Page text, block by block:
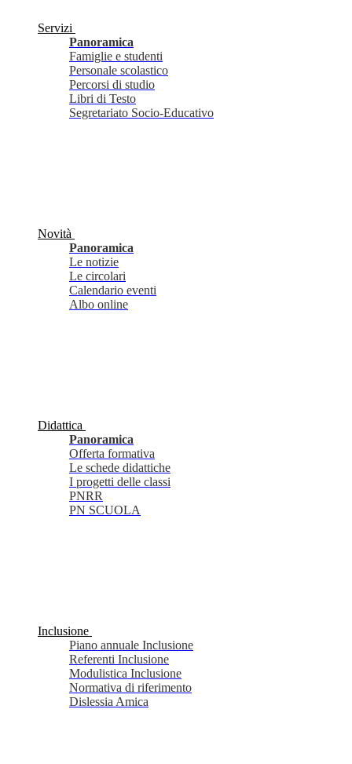
Servizi
Panoramica
Famiglie e studenti
Personale scolastico
Percorsi di studio
Libri di Testo
Segretariato Socio-Educativo
Novità
Panoramica
Le notizie
Le circolari
Calendario eventi
Albo online
Didattica
Panoramica
Offerta formativa
Le schede didattiche
I progetti delle classi
PNRR
PN SCUOLA
Inclusione
Piano annuale Inclusione
Referenti Inclusione
Modulistica Inclusione
Normativa di riferimento
Dislessia Amica